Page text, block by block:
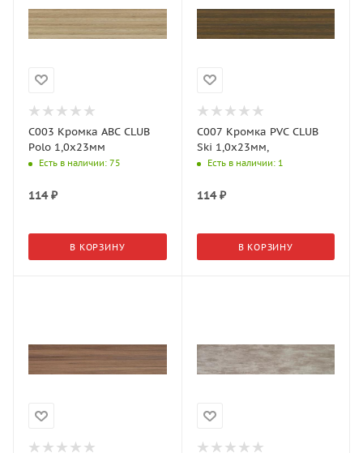
C003 Кромка АВС CLUB
Polo 1,0х23мм
Есть в наличии: 75
114₽
В КОРЗИНУ
C007 Кромка PVС CLUB
Ski 1,0х23мм,
Есть в наличии: 1
114₽
В КОРЗИНУ